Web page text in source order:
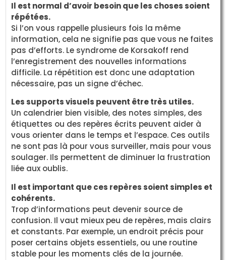
Il est normal d’avoir besoin que les choses soient
répétées.
Si l’on vous rappelle plusieurs fois la même
information, cela ne signifie pas que vous ne faites
pas d’efforts. Le syndrome de Korsakoff rend
l’enregistrement des nouvelles informations
difficile. La répétition est donc une adaptation
nécessaire, pas un signe d’échec.
Les supports visuels peuvent être très utiles.
Un calendrier bien visible, des notes simples, des
étiquettes ou des repères écrits peuvent aider à
vous orienter dans le temps et l’espace. Ces outils
ne sont pas là pour vous surveiller, mais pour vous
soulager. Ils permettent de diminuer la frustration
liée aux oublis.
Il est important que ces repères soient simples et
cohérents.
Trop d’informations peut devenir source de
confusion. Il vaut mieux peu de repères, mais clairs
et constants. Par exemple, un endroit précis pour
poser certains objets essentiels, ou une routine
stable pour les moments clés de la journée.